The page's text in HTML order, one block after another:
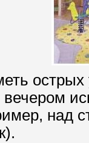
над